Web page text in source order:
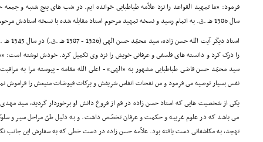
فرمود: «ما تمهید القواعد را نزد علاّمه طباطبایى خوانده ایم. در شب هاى پنج شنبه و
سال 1386 هـ .ق. به اتمام رسید و نسخه تمهید مرحوم استاد مقابله شده با نسخه استادش مرحوم بادکوبه اى بود.»
استاد
را درک کرد و دانسته هاى فلسفى و عرفانى خویش را نزد وى تکمیل کرد. خودش نوشته است: «در
سید محمّد حسن قاضى طباطبایى مشهور به «الهى» - اعلى الله مقامه - پیوسته مرا به
نفس بسیار توصیه مى فرمود و من نفحات انفاس شریفش و برکات فیوضات منیعش را فراموش
یکى از شخصیت هایى که استاد حسن زاده در قم از فروغ دانش او برخوردار گردید، سید مهدى
مى باشد که در علوم غریبه و حکمت و عرفان تخصّص داشت. و به دلیل طىّ مراحل سیر و
تهجد، به مکاشفاتى دست یافته بود. علاّمه حسن زاده در دست خطى که به سفارش این جانب